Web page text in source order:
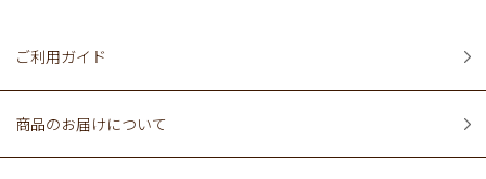
ご利用ガイド
商品のお届けについて